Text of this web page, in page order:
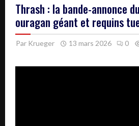
Thrash : la bande-annonce
ouragan géant et requins
Par Krueger 13 mars 2026 0